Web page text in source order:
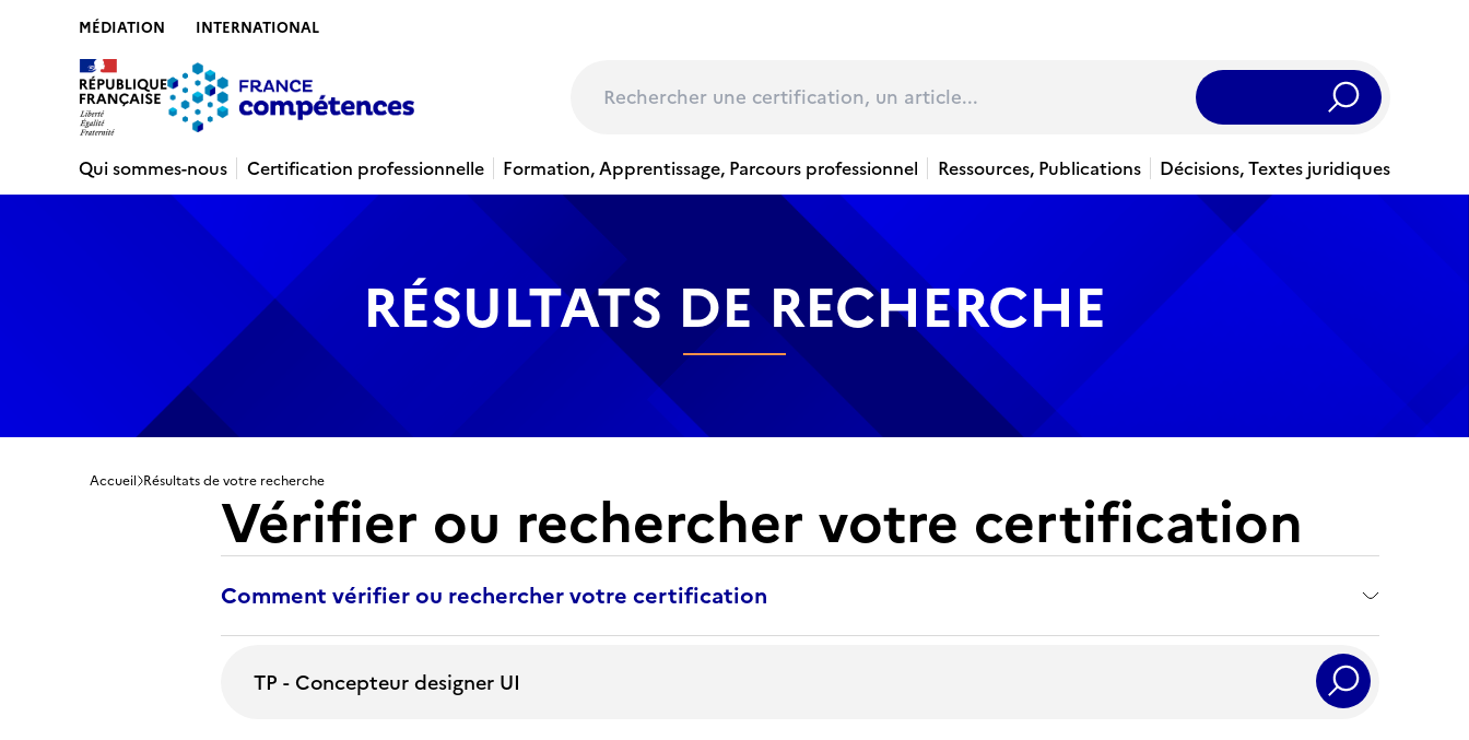
MÉDIATION INTERNATIONAL
Rechercher
Qui sommes-nous
Certification professionnelle Formation, Apprentissage, Parcours professionnel Ressources, Publications Décisions, Textes juridiques
RÉSULTATS DE RECHERCHE
Accueil Résultats de votre recherche
Vérifier ou rechercher votre certification
Comment vérifier ou rechercher votre certification
Rechercher